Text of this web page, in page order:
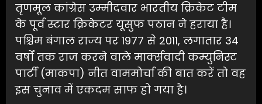
तृणमूल कांग्रेस उम्मीदवार भारतीय क्रिकेट टीम
के पूर्व स्टार क्रिकेटर यूसुफ पठान ने हराया है।
पश्चिम बंगाल राज्य पर 1977 से 2011, लगातार 34
वर्षों तक राज करने वाले मार्क्सवादी कम्युनिस्ट
पार्टी (माकपा) नीत वाममोर्चा की बात करें तो वह
इस चुनाव में एकदम साफ हो गया है।